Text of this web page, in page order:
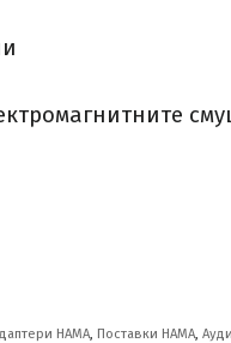
HAMA, Поставки HAMA,